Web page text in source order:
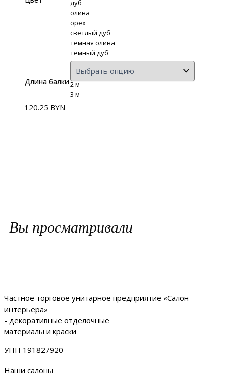
дуб
олива
орех
светлый дуб
темная олива
темный дуб
Длина балки2 м
3 м
120.25 BYN
Вы просматривали
Частное торговое унитарное предприятие «Салон
интерьера»
- декоративные отделочные
материалы и краски
УНП 191827920
Наши салоны